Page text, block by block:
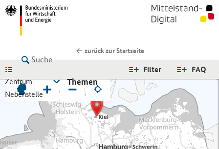
zurück zur Startseite
FAQ
Filter
Zentrum
Nebenstelle
Themen
+ −